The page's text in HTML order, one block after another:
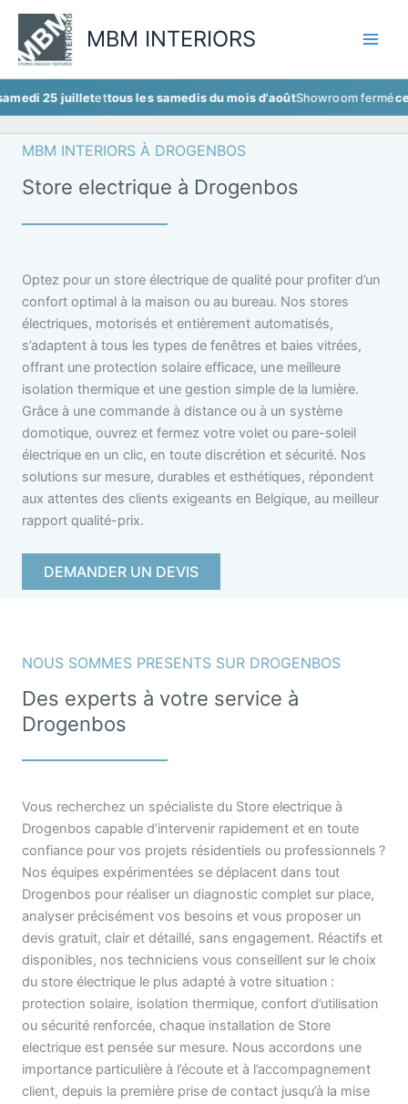
Aller
contenu
MBM INTERIORS
juillet ettous les samedis du mois d'aoûtShowroom ferméce samedi
MBM INTERIORS À DROGENBOS
Store electrique à Drogenbos
Optez pour un store électrique de qualité pour profiter d’un
confort optimal à la maison ou au bureau. Nos stores
électriques, motorisés et entièrement automatisés,
s’adaptent à tous les types de fenêtres et baies vitrées,
offrant une protection solaire efficace, une meilleure
isolation thermique et une gestion simple de la lumière.
Grâce à une commande à distance ou à un système
domotique, ouvrez et fermez votre volet ou pare-soleil
électrique en un clic, en toute discrétion et sécurité. Nos
solutions sur mesure, durables et esthétiques, répondent
aux attentes des clients exigeants en Belgique, au meilleur
rapport qualité-prix.
DEMANDER UN DEVIS
NOUS SOMMES PRESENTS SUR DROGENBOS
Des experts à votre service à
Drogenbos
Vous recherchez un spécialiste du Store electrique à
Drogenbos capable d’intervenir rapidement et en toute
confiance pour vos projets résidentiels ou professionnels ?
Nos équipes expérimentées se déplacent dans tout
Drogenbos pour réaliser un diagnostic complet sur place,
analyser précisément vos besoins et vous proposer un
devis gratuit, clair et détaillé, sans engagement. Réactifs et
disponibles, nos techniciens vous conseillent sur le choix
du store électrique le plus adapté à votre situation :
protection solaire, isolation thermique, confort d’utilisation
ou sécurité renforcée, chaque installation de Store
electrique est pensée sur mesure. Nous accordons une
importance particulière à l’écoute et à l’accompagnement
client, depuis la première prise de contact jusqu’à la mise